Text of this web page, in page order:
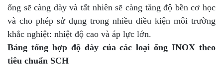
ống sẽ càng dày và tất nhiên sẽ càng tăng độ bền cơ học
và cho phép sử dụng trong nhiều điều kiện môi trường
khắc nghiệt: nhiệt độ cao và áp lực lớn.
Bảng tổng hợp độ dày của các loại ống INOX theo
tiêu chuẩn SCH